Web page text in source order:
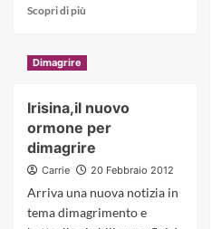
Scopri di più
Il
il
metabolismo
basale
Dimagrire
Irisina,il nuovo
ormone per
dimagrire
Carrie 20 Febbraio 2012
Arriva una nuova notizia in
tema dimagrimento e